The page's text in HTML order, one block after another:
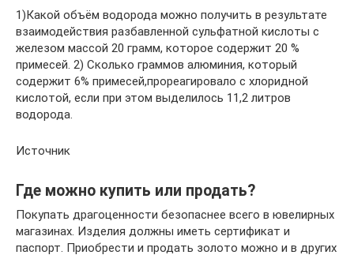
1)Какой объём водорода можно получить в результате
взаимодействия разбавленной сульфатной кислоты с
железом массой 20 грамм, которое содержит 20 %
примесей. 2) Сколько граммов алюминия, который
содержит 6% примесей,прореагировало с хлоридной
кислотой, если при этом выделилось 11,2 литров
водорода.
Источник
Где можно купить или продать?
Покупать драгоценности безопаснее всего в ювелирных
магазинах. Изделия должны иметь сертификат и
паспорт. Приобрести и продать золото можно и в других